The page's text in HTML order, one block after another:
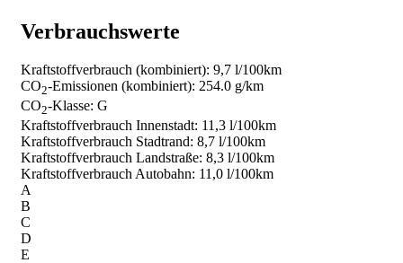
Verbrauchswerte
Kraftstoffverbrauch (kombiniert): 9,7 l/100km
CO2-Emissionen (kombiniert): 254.0 g/km
CO2-Klasse: G
Kraftstoffverbrauch Innenstadt: 11,3 l/100km
Kraftstoffverbrauch Stadtrand: 8,7 l/100km
Kraftstoffverbrauch Landstraße: 8,3 l/100km
Kraftstoffverbrauch Autobahn: 11,0 l/100km
A
B
C
D
E